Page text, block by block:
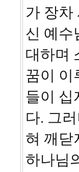
가 장차
신 예수
대하며
꿈이 이
들이 십
다. 그
혀 깨닫
하나님